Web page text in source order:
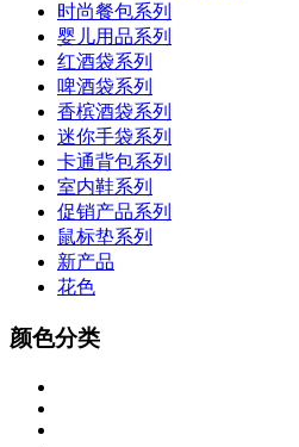
时尚餐包系列
婴儿用品系列
红酒袋系列
啤酒袋系列
香槟酒袋系列
迷你手袋系列
卡通背包系列
室内鞋系列
促销产品系列
鼠标垫系列
新产品
花色
颜色分类